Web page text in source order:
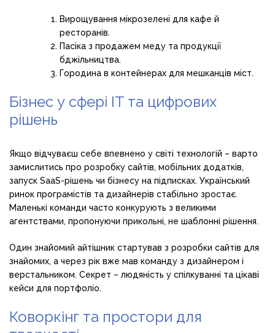
Вирощування мікрозелені для кафе й
ресторанів.
Пасіка з продажем меду та продукції
бджільництва.
Городина в контейнерах для мешканців міст.
Бізнес у сфері IT та цифрових
рішень
Якщо відчуваєш себе впевнено у світі технологій – варто
замислитись про розробку сайтів, мобільних додатків,
запуск SaaS-рішень чи бізнесу на підписках. Український
ринок програмістів та дизайнерів стабільно зростає.
Маленькі команди часто конкурують з великими
агентствами, пропонуючи прикольні, не шаблонні рішення.
Один знайомий айтішник стартував з розробки сайтів для
знайомих, а через рік вже мав команду з дизайнером і
верстальником. Секрет – людяність у спілкуванні та цікаві
кейси для портфоліо.
Коворкінг та простори для